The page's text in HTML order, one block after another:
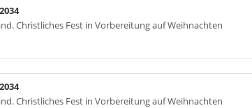
Christliches Fest in Vorbereitung auf Weihnachten
Christliches Fest in Vorbereitung auf Weihnachten